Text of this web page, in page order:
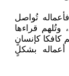
تُواصل
قراءها
كإنسانٍ
بشكلٍ